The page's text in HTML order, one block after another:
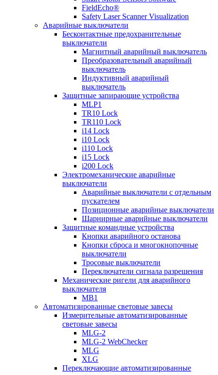
FieldEcho®
Safety Laser Scanner Visualization
Аварийные выключатели
Бесконтактные предохранительные
выключатели
Магнитный аварийный выключатель
Преобразовательный аварийный
выключатель
Индуктивный аварийный
выключатель
Защитные запирающие устройства
MLP1
TR10 Lock
TR110 Lock
i14 Lock
i10 Lock
i110 Lock
i15 Lock
i200 Lock
Электромеханические аварийные
выключатели
Аварийные выключатели с отдельным
пускателем
Позиционные аварийные выключатели
Шарнирные аварийные выключатели
Защитные командные устройства
Кнопки аварийного останова
Кнопки сброса и многокнопочные
выключатели
Тросовые выключатели
Переключатели сигнала разрешения
Механические ригели для аварийного
выключателя
MB1
Автоматизированные световые завесы
Измерительные автоматизированные
световые завесы
MLG-2
MLG-2 WebChecker
MLG
XLG
Переключающие автоматизированные